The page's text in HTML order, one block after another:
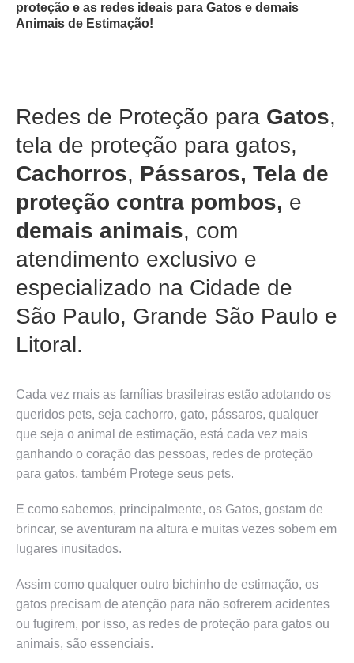
proteção e as redes ideais para Gatos e demais
Animais de Estimação!
Redes de Proteção para Gatos,
tela de proteção para gatos,
Cachorros, Pássaros, Tela de
proteção contra pombos, e
demais animais, com
atendimento exclusivo e
especializado na Cidade de
São Paulo, Grande São Paulo e
Litoral.
Cada vez mais as famílias brasileiras estão adotando os
queridos pets, seja cachorro, gato, pássaros, qualquer
que seja o animal de estimação, está cada vez mais
ganhando o coração das pessoas, redes de proteção
para gatos, também Protege seus pets.
E como sabemos, principalmente, os Gatos, gostam de
brincar, se aventuram na altura e muitas vezes sobem em
lugares inusitados.
Assim como qualquer outro bichinho de estimação, os
gatos precisam de atenção para não sofrerem acidentes
ou fugirem, por isso, as redes de proteção para gatos ou
animais, são essenciais.